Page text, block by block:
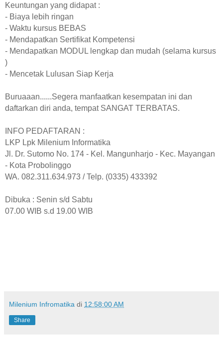
Keuntungan yang didapat :
- Biaya lebih ringan
- Waktu kursus BEBAS
- Mendapatkan Sertifikat Kompetensi
- Mendapatkan MODUL lengkap dan mudah (selama kursus
)
- Mencetak Lulusan Siap Kerja
Buruaaan......Segera manfaatkan kesempatan ini dan
daftarkan diri anda, tempat SANGAT TERBATAS.
INFO PEDAFTARAN :
LKP Lpk Milenium Informatika
Jl. Dr. Sutomo No. 174 - Kel. Mangunharjo - Kec. Mayangan
- Kota Probolinggo
WA. 082.311.634.973 / Telp. (0335) 433392
Dibuka : Senin s/d Sabtu
07.00 WIB s.d 19.00 WIB
Milenium Infromatika di 12:58:00 AM
Share